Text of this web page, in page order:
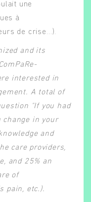
une
à
de crise…).
and its
interested in
A total of
"If you had
change in your
and
care providers,
and 25% an
of
pain, etc.).